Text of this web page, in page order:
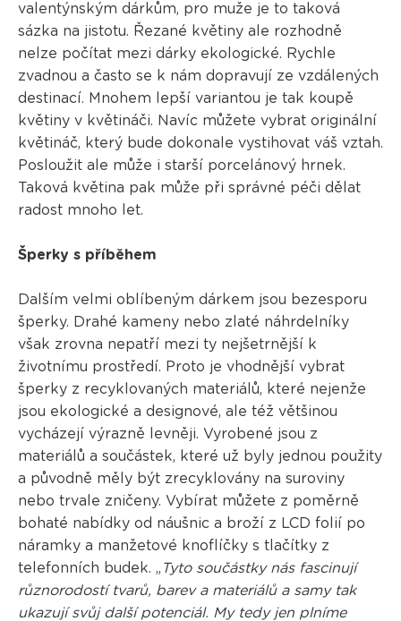
valentýnským dárkům, pro muže je to taková
sázka na jistotu. Řezané květiny ale rozhodně
nelze počítat mezi dárky ekologické. Rychle
zvadnou a často se k nám dopravují ze vzdálených
destinací. Mnohem lepší variantou je tak koupě
květiny v květináči. Navíc můžete vybrat originální
květináč, který bude dokonale vystihovat váš vztah.
Posloužit ale může i starší porcelánový hrnek.
Taková květina pak může při správné péči dělat
radost mnoho let.
Šperky s příběhem
Dalším velmi oblíbeným dárkem jsou bezesporu
šperky. Drahé kameny nebo zlaté náhrdelníky
však zrovna nepatří mezi ty nejšetrnější k
životnímu prostředí. Proto je vhodnější vybrat
šperky z recyklovaných materiálů, které nejenže
jsou ekologické a designové, ale též většinou
vycházejí výrazně levněji. Vyrobené jsou z
materiálů a součástek, které už byly jednou použity
a původně měly být zrecyklovány na suroviny
nebo trvale zničeny. Vybírat můžete z poměrně
bohaté nabídky od náušnic a broží z LCD folií po
náramky a manžetové knoflíčky s tlačítky z
telefonních budek. „ Tyto součástky nás fascinují
různorodostí tvarů, barev a materiálů a samy tak
ukazují svůj další potenciál. My tedy jen plníme